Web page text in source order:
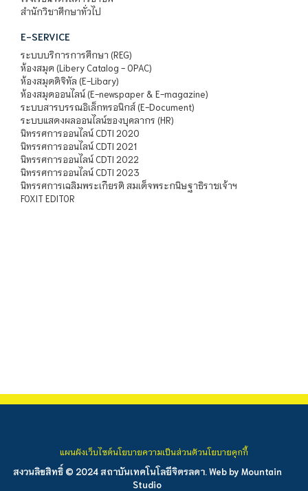
สำนักวิชาศึกษาทั่วไป
E-SERVICE
ระบบบริการการศึกษา (REG)
ห้องสมุด (Libery Catalog - OPAC)
ห้องสมุดดิจิทัล (E-Libary)
ห้องสมุดออนไลน์ (E-newspaper & E-magazine)
ระบบสารบรรณอิเล็กทรอนิกส์ (E-Document)
ระบบแสดงผลออนไลน์ของบุคลากร (HR)
นิทรรศการออนไลน์ CDTI 2020
นิทรรศการออนไลน์ CDTI 2021
นิทรรศการออนไลน์ CDTI 2022
นิทรรศการออนไลน์ CDTI 2023
นิทรรศการเฉลิมพระเกียรติ สมเด็จพระกนิษฐาธิราชเจ้าฯ
FOXIT EDITOR
สงวนลิขสิทธิ์ © 2024 สถาบันเทคโนโลยีจิตรลดา. Web by Mountain
Studio
แผนผังเว็บไซต์นโยบายความเป็นส่วนตัวนโยบายคุกกี้